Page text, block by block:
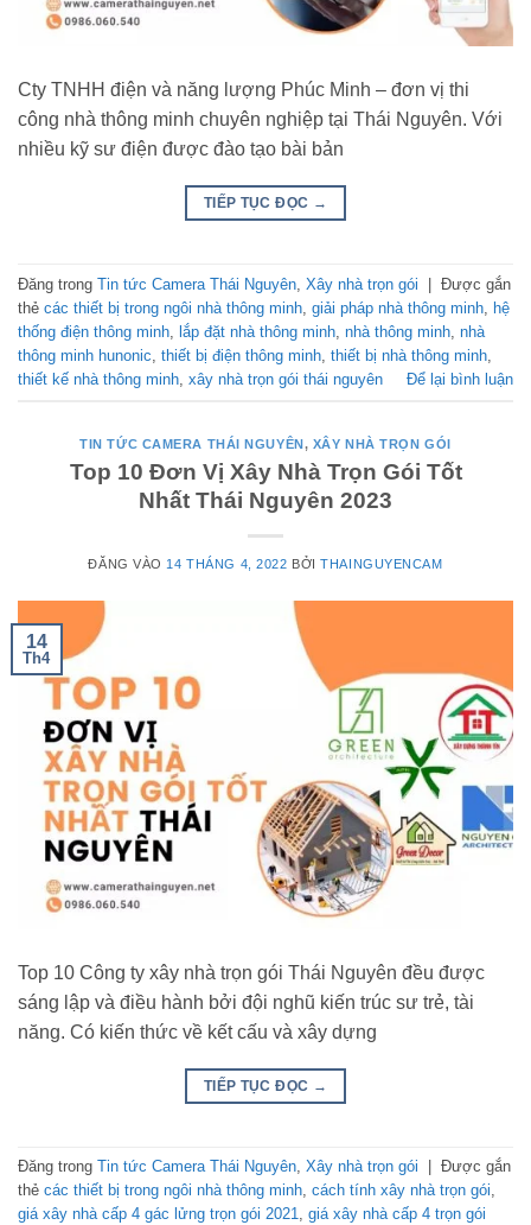
Cty TNHH điện và năng lượng Phúc Minh – đơn vị thi
công nhà thông minh chuyên nghiệp tại Thái Nguyên. Với
nhiều kỹ sư điện được đào tạo bài bản
TIẾP TỤC ĐỌC →
Đăng trong Tin tức Camera Thái Nguyên Xây nhà trọn gói | Được gắn
thẻ các thiết bị trong ngôi nhà thông minh giải pháp nhà thông minh hệ
thống điện thông minh lắp đặt nhà thông minh nhà thông minh nhà
thông minh hunonic thiết bị điện thông minh thiết bị nhà thông minh
thiết kế nhà thông minh xây nhà trọn gói thái nguyên Để lại bình luận
TIN TỨC CAMERA THÁI NGUYÊN , XÂY NHÀ TRỌN GÓI
Top 10 Đơn Vị Xây Nhà Trọn Gói Tốt
Nhất Thái Nguyên 2023
ĐĂNG VÀO 14 THÁNG 4, 2022 BỞITHAINGUYENCAM
14
Th4
Top 10 Công ty xây nhà trọn gói Thái Nguyên đều được
sáng lập và điều hành bởi đội nghũ kiến trúc sư trẻ, tài
năng. Có kiến thức về kết cấu và xây dựng
TIẾP TỤC ĐỌC →
Đăng trong Tin tức Camera Thái Nguyên, Xây nhà trọn gói
Được gắn
thẻ các thiết bị trong ngôi nhà thông minh, cách tính xây nhà trọn gói,
giá xây nhà cấp 4 gác lửng trọn gói 2021, giá xây nhà cấp 4 trọn gói